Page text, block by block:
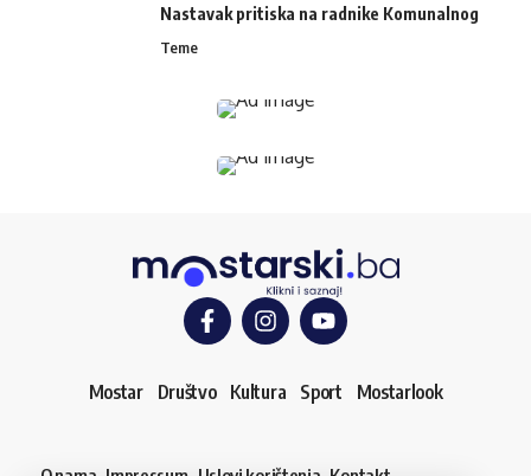
Nastavak pritiska na radnike Komunalnog
Teme
Mostar Društvo Kultura Sport Mostarlook